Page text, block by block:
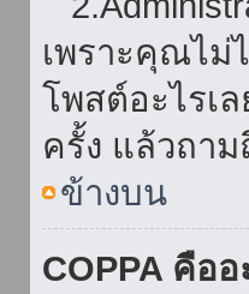
เพราะคุณไม่
โพสต์อะไรเ
ครั้ง แล้วถาม
ข้างบน
COPPA คืออ